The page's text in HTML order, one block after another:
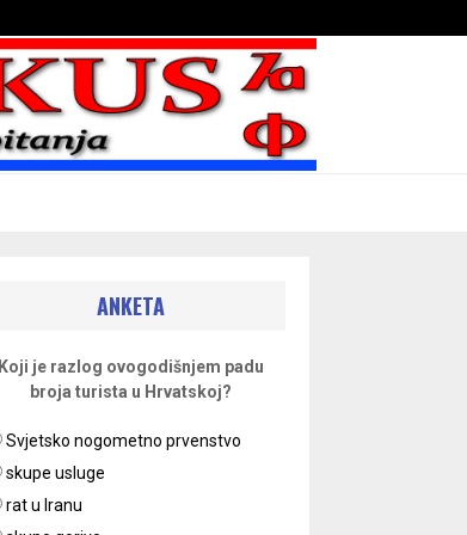
ANKETA
Koji je razlog ovogodišnjem padu
broja turista u Hrvatskoj?
Svjetsko nogometno prvenstvo
skupe usluge
rat u Iranu